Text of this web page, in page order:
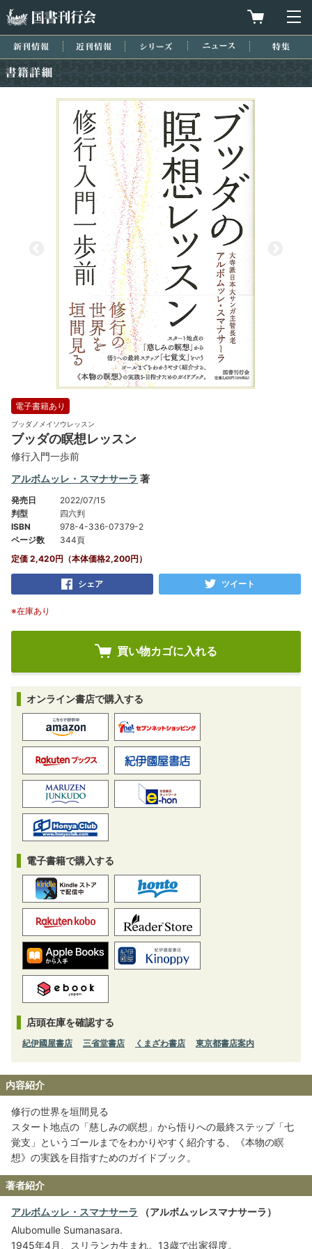
買物カゴを
新刊情報 近刊情報 シリーズ ニュース
電子書籍あり
ブッダノメイソウレッスン
ブッダの瞑想レッスン
修行入門一歩前
アルボムッレ・スマナサーラ 著
発売日
2022/07/15
判型
四六判
ISBN
978-4-336-07379-2
ページ数
344頁
定価 2,420円（本体価格2,200円）
シェア ツイート
※在庫あり
オンライン書店で購入する
電子書籍で購入する
店頭在庫を確認する
紀伊國屋書店 三省堂書店 くまざわ書店 東京都書店案内
内容紹介
修行の世界を垣間見る
スタート地点の「慈しみの瞑想」から悟りへの最終ステップ「七
覚支」というゴールまでをわかりやすく紹介する、《本物の瞑
想》の実践を目指すためのガイドブック。
著者紹介
アルボムッレ・スマナサーラ
（アルボムッレスマナサーラ）
Alubomulle Sumanasara.
1945年4月、スリランカ生まれ。13歳で出家得度。